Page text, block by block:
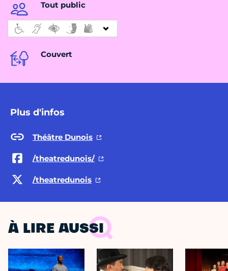
Tout public
Couvert
Plus d'infos
Théâtre Dunois
/theatredunois/
/theatredunois
À LIRE AUSSI